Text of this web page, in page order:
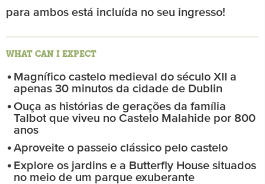
para ambos está incluída no seu ingresso!
WHAT CAN I EXPECT
Magnífico castelo medieval do século XII a
apenas 30 minutos da cidade de Dublin
Ouça as histórias de gerações da família
Talbot que viveu no Castelo Malahide por 800
anos
Aproveite o passeio clássico pelo castelo
Explore os jardins e a Butterfly House situados
no meio de um parque exuberante